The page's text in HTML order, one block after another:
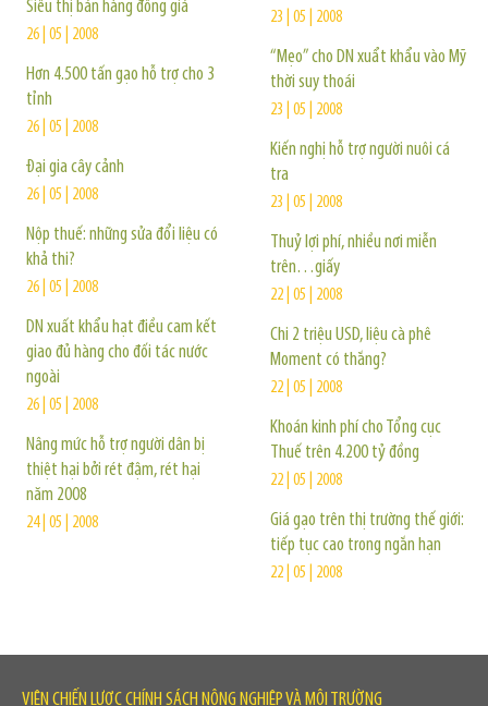
Siêu thị bán hàng đồng giá
26 | 05 | 2008
Hơn 4.500 tấn gạo hỗ trợ cho 3
tỉnh
26 | 05 | 2008
Đại gia cây cảnh
26 | 05 | 2008
Nộp thuế: những sửa đổi liệu có
khả thi?
26 | 05 | 2008
DN xuất khẩu hạt điều cam kết
giao đủ hàng cho đối tác nước
ngoài
26 | 05 | 2008
Nâng mức hỗ trợ người dân bị
thiệt hại bởi rét đậm, rét hại
năm 2008
24 | 05 | 2008
23 | 05 | 2008
“Mẹo” cho DN xuẩt khẩu vào Mỹ
thời suy thoái
23 | 05 | 2008
Kiến nghị hỗ trợ người nuôi cá
tra
23 | 05 | 2008
Thuỷ lợi phí, nhiều nơi miễn
trên…giấy
22 | 05 | 2008
Chi 2 triệu USD, liệu cà phê
Moment có thắng?
22 | 05 | 2008
Khoán kinh phí cho Tổng cục
Thuế trên 4.200 tỷ đồng
22 | 05 | 2008
Giá gạo trên thị trường thế giới:
tiếp tục cao trong ngắn hạn
22 | 05 | 2008
VIỆN CHIẾN LƯỢC CHÍNH SÁCH NÔNG NGHIỆP VÀ MÔI TRƯỜNG